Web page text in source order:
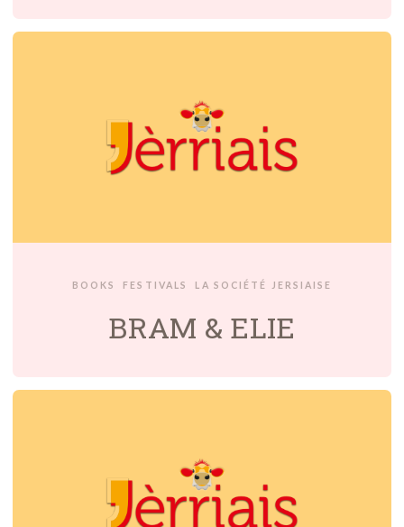
BOOKS FESTIVALS LA SOCIÉTÉ JERSIAISE
BRAM & ELIE